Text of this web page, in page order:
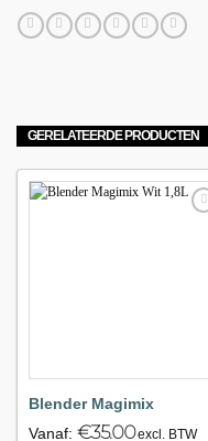
GERELATEERDE PRODUCTEN
Blender Magimix
Vanaf: €35.00excl. BTW